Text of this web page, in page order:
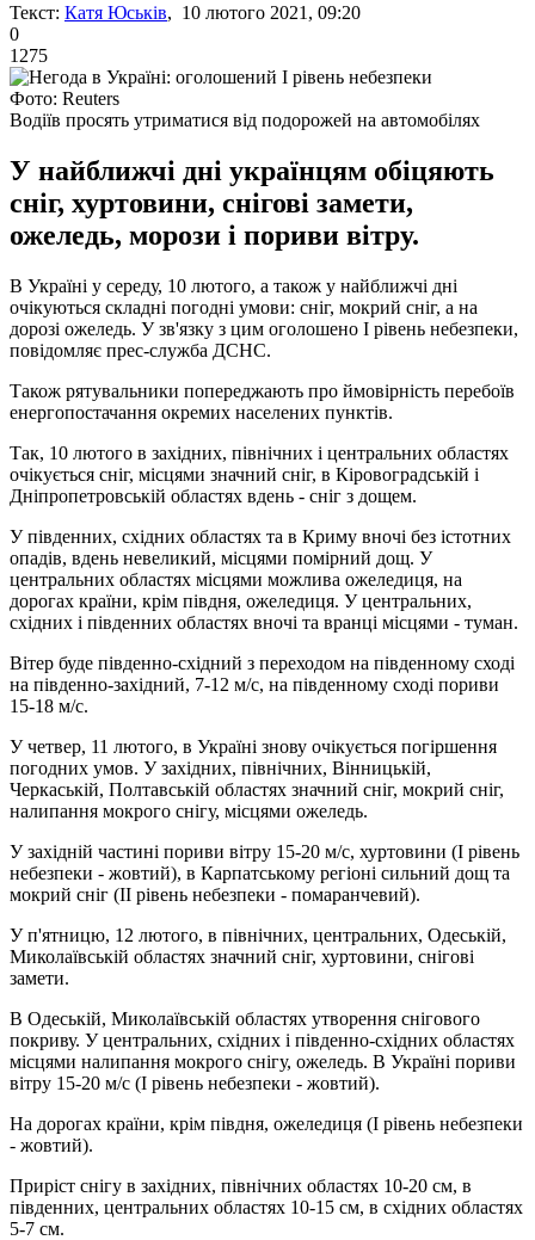
Текст: Катя Юськів, 10 лютого 2021, 09:20
0
1275
Фото: Reuters
Водіїв просять утриматися від подорожей на автомобілях
У найближчі дні українцям обіцяють
сніг, хуртовини, снігові замети,
ожеледь, морози і пориви вітру.
В Україні у середу, 10 лютого, а також у найближчі дні
очікуються складні погодні умови: сніг, мокрий сніг, а на
дорозі ожеледь. У зв'язку з цим оголошено І рівень небезпеки,
повідомляє прес-служба ДСНС.
Також рятувальники попереджають про ймовірність перебоїв
енергопостачання окремих населених пунктів.
Так, 10 лютого в західних, північних і центральних областях
очікується сніг, місцями значний сніг, в Кіровоградській і
Дніпропетровській областях вдень - сніг з дощем.
У південних, східних областях та в Криму вночі без істотних
опадів, вдень невеликий, місцями помірний дощ. У
центральних областях місцями можлива ожеледиця, на
дорогах країни, крім півдня, ожеледиця. У центральних,
східних і південних областях вночі та вранці місцями - туман.
Вітер буде південно-східний з переходом на південному сході
на південно-західний, 7-12 м/с, на південному сході пориви
15-18 м/с.
У четвер, 11 лютого, в Україні знову очікується погіршення
погодних умов. У західних, північних, Вінницькій,
Черкаській, Полтавській областях значний сніг, мокрий сніг,
налипання мокрого снігу, місцями ожеледь.
У західній частині пориви вітру 15-20 м/с, хуртовини (I рівень
небезпеки - жовтий), в Карпатському регіоні сильний дощ та
мокрий сніг (II рівень небезпеки - помаранчевий).
У п'ятницю, 12 лютого, в північних, центральних, Одеській,
Миколаївській областях значний сніг, хуртовини, снігові
замети.
В Одеській, Миколаївській областях утворення снігового
покриву. У центральних, східних і південно-східних областях
місцями налипання мокрого снігу, ожеледь. В Україні пориви
вітру 15-20 м/с (I рівень небезпеки - жовтий).
На дорогах країни, крім півдня, ожеледиця (І рівень небезпеки
- жовтий).
Приріст снігу в західних, північних областях 10-20 см, в
південних, центральних областях 10-15 см, в східних областях
5-7 см.